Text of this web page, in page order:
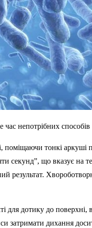
непотрібних
тонкі аркуші
секунд”, що вказує
результат.
для дотику до
затримати дихання